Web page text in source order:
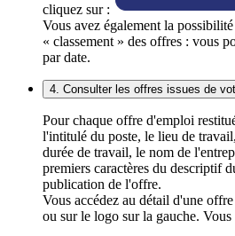
cliquez sur :
Vous avez également la
« classement » des offres : vous
par date.
4. Consulter les offres issues de
Pour chaque offre d'emploi
l'intitulé du poste, le lieu de
durée de travail, le nom de
premiers caractères du descriptif
publication de l'offre.
Vous accédez au détail d'une
ou sur le logo sur la gauche. Vous